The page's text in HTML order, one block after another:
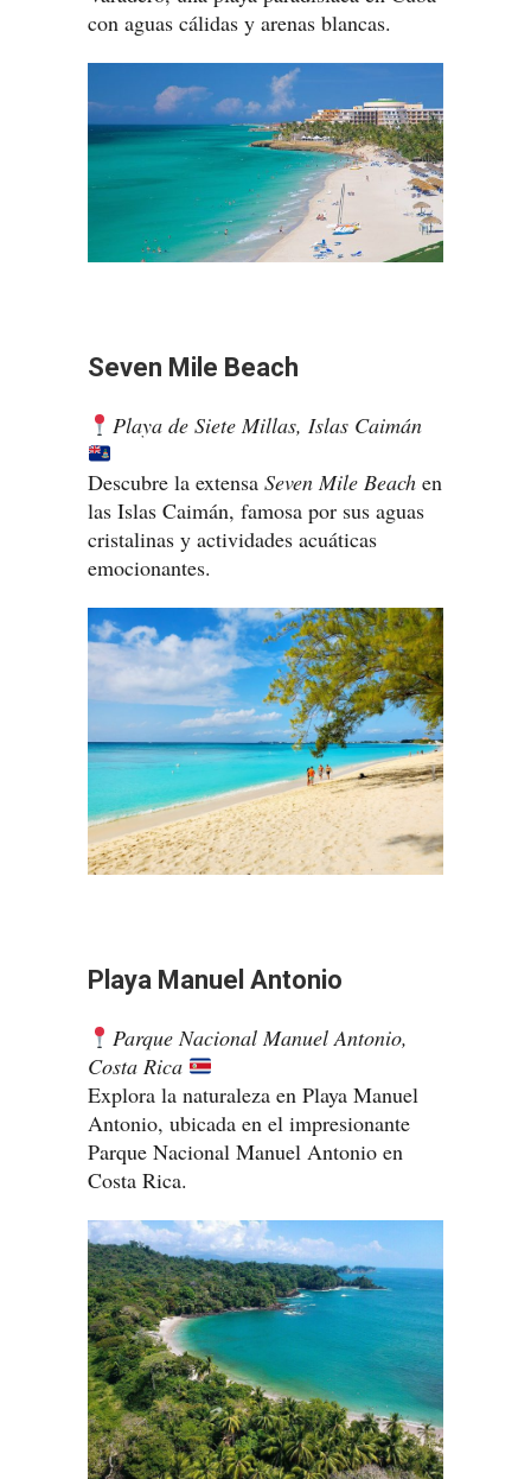
con aguas cálidas y arenas blancas.
Seven Mile Beach
Playa de Siete Millas, Islas Caimán
Descubre la extensa Seven Mile Beach en
las Islas Caimán, famosa por sus aguas
cristalinas y actividades acuáticas
emocionantes.
Playa Manuel Antonio
Parque Nacional Manuel Antonio,
Costa Rica
Explora la naturaleza en Playa Manuel
Antonio, ubicada en el impresionante
Parque Nacional Manuel Antonio en
Costa Rica.